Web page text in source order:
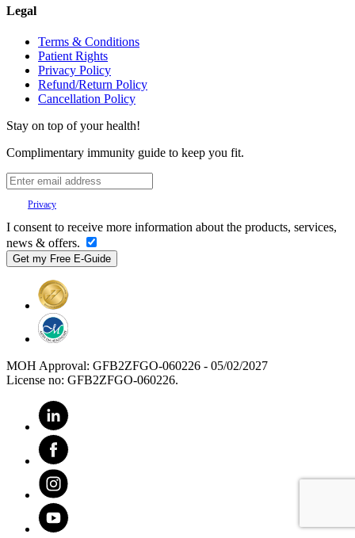
Legal
Terms & Conditions
Patient Rights
Privacy Policy
Refund/Return Policy
Cancellation Policy
Stay on top of your health!
Complimentary immunity guide to keep you fit.
Privacy
I consent to receive more information about the products, services,
news & offers.
MOH Approval: GFB2ZFGO-060226 - 05/02/2027
License no: GFB2ZFGO-060226.